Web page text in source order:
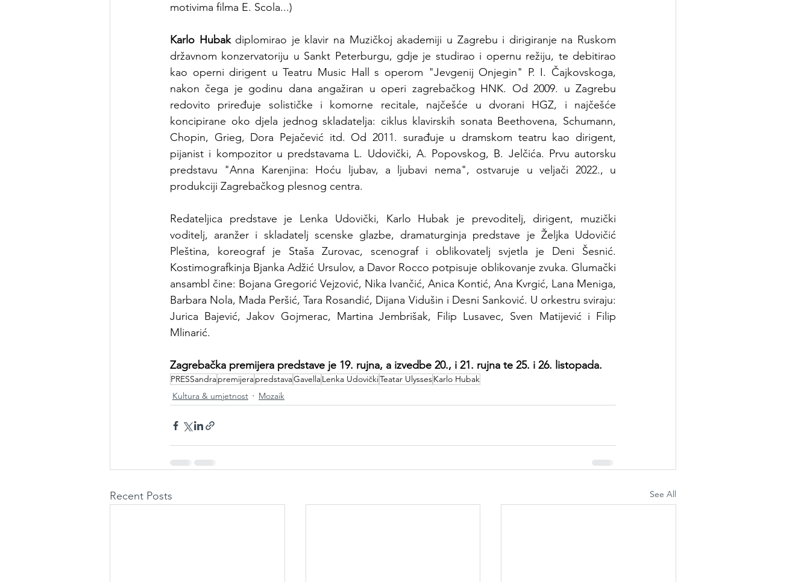
motivima filma E. Scola...)
Karlo Hubak diplomirao je klavir na Muzičkoj akademiji u Zagrebu i dirigiranje na Ruskom
državnom konzervatoriju u Sankt Peterburgu, gdje je studirao i opernu režiju, te debitirao
kao operni dirigent u Teatru Music Hall s operom "Jevgenij Onjegin" P. I. Čajkovskoga,
nakon čega je godinu dana angažiran u operi zagrebačkog HNK. Od 2009. u Zagrebu
redovito priređuje solističke i komorne recitale, najčešće u dvorani HGZ, i najčešće
koncipirane oko djela jednog skladatelja: ciklus klavirskih sonata Beethovena, Schumann,
Chopin, Grieg, Dora Pejačević itd. Od 2011. surađuje u dramskom teatru kao dirigent,
pijanist i kompozitor u predstavama L. Udovički, A. Popovskog, B. Jelčića. Prvu autorsku
predstavu "Anna Karenjina: Hoću ljubav, a ljubavi nema", ostvaruje u veljači 2022., u
produkciji Zagrebačkog plesnog centra.
Redateljica predstave je Lenka Udovički, Karlo Hubak je prevoditelj, dirigent, muzički
voditelj, aranžer i skladatelj scenske glazbe, dramaturginja predstave je Željka Udovičić
Pleština, koreograf je Staša Zurovac, scenograf i oblikovatelj svjetla je Deni Šesnić.
Kostimografkinja Bjanka Adžić Ursulov, a Davor Rocco potpisuje oblikovanje zvuka. Glumački
ansambl čine: Bojana Gregorić Vejzović, Nika Ivančić, Anica Kontić, Ana Kvrgić, Lana Meniga,
Barbara Nola, Mada Peršić, Tara Rosandić, Dijana Vidušin i Desni Sanković. U orkestru sviraju:
Jurica Bajević, Jakov Gojmerac, Martina Jembrišak, Filip Lusavec, Sven Matijević i Filip
Mlinarić.
Zagrebačka premijera predstave je 19. rujna, a izvedbe 20., i 21. rujna te 25. i 26. listopada.
PRESSandrapremijerapredstavaGavellaLenka UdovičkiTeatar UlyssesKarlo Hubak
Kultura & umjetnost
Mozaik
Recent Posts See All